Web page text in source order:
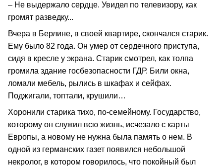
– Не выдержало сердце. Увидел по телевизору, как
громят разведку...
Вчера в Берлине, в своей квартире, скончался старик.
Ему было 82 года. Он умер от сердечного приступа,
сидя в кресле у экрана. Старик смотрел, как толпа
громила здание госбезопасности ГДР. Били окна,
ломали мебель, рылись в шкафах и сейфах.
Поджигали, топтали, крушили…
Хоронили старика тихо, по-семейному. Государство,
которому он служил всю жизнь, исчезало с карты
Европы, а новому не нужна была память о нем. В
одной из германских газет появился небольшой
некролог, в котором говорилось, что покойный был